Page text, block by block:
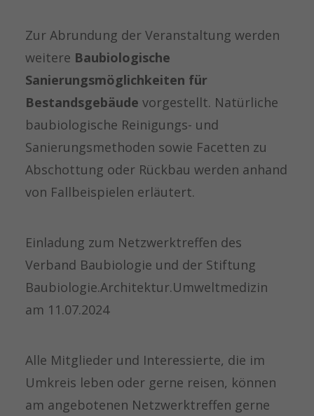
Zur Abrundung der Veranstaltung werden
weitere Baubiologische
Sanierungsmöglichkeiten für
Bestandsgebäude vorgestellt. Natürliche
baubiologische Reinigungs- und
Sanierungsmethoden sowie Facetten zu
Abschottung oder Rückbau werden anhand
von Fallbeispielen erläutert.
Einladung zum Netzwerktreffen des
Verband Baubiologie und der Stiftung
Baubiologie.Architektur.Umweltmedizin
am 11.07.2024
Alle Mitglieder und Interessierte, die im
Umkreis leben oder gerne reisen, können
am angebotenen Netzwerktreffen gerne